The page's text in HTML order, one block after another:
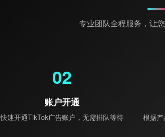
专业团队全程服务，让
02
账户开通
快速开通TikTok广告账户，无需排队等待 根据